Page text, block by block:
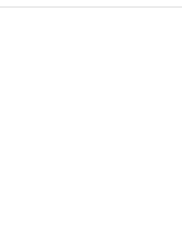
skapa ett lösenord genom